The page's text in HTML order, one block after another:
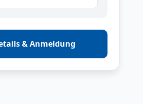
& Anmeldung